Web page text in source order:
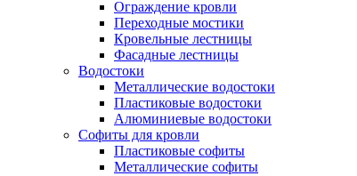
Ограждение кровли
Переходные мостики
Кровельные лестницы
Фасадные лестницы
Водостоки
Металлические водостоки
Пластиковые водостоки
Алюминиевые водостоки
Софиты для кровли
Пластиковые софиты
Металлические софиты